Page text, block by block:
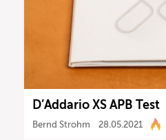
D’Addario XS APB Test
Bernd Strohm 28.05.2021